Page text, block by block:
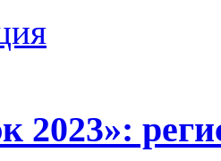
2023»: